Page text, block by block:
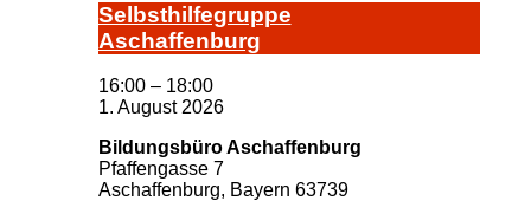
Selbst­hil­fe­grup­pe
A­schaf­fen­burg
16:00 – 18:00
1. August 2026
Bildungsbüro Aschaffenburg
Pfaffengasse 7
Aschaffenburg, Bayern 63739